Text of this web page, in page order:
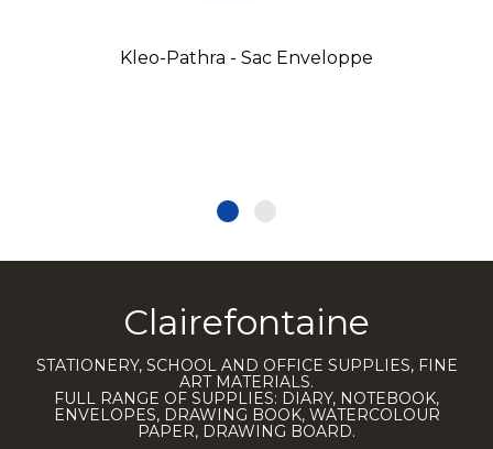
Kleo-Pathra - Sac Enveloppe
Clairefontaine
STATIONERY, SCHOOL AND OFFICE SUPPLIES, FINE
ART MATERIALS.
FULL RANGE OF SUPPLIES: DIARY, NOTEBOOK,
ENVELOPES, DRAWING BOOK, WATERCOLOUR
PAPER, DRAWING BOARD.